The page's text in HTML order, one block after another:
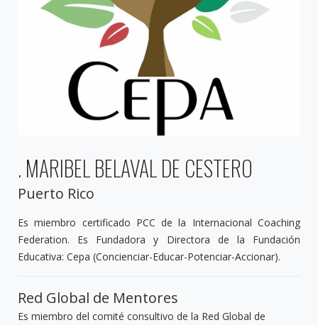
. MARIBEL BELAVAL DE CESTERO
Puerto Rico
Es miembro certificado PCC de la Internacional Coaching
Federation. Es Fundadora y Directora de la Fundación
Educativa: Cepa (Concienciar-Educar-Potenciar-Accionar).
Red Global de Mentores
Es miembro del comité consultivo de la Red Global de